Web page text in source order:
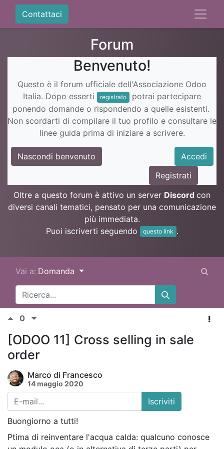
Contattaci
Forum
Benvenuto!
Questo è il forum ufficiale dell'Associazione Odoo
Italia. Dopo esserti
registrato
potrai partecipare
ponendo domande o rispondendo a quelle esistenti.
Non scordarti di compilare il tuo profilo e consultare le
linee guida prima di iniziare a scrivere.
Nascondi benvenuto
Accedi
Registrati
Oltre a questo forum è attivo un server Discord con
diversi canali tematici, pensato per una comunicazione
più immediata.
Puoi iscriverti seguendo
questo link .
Vai a: Domanda
0
[ODOO 11] Cross selling in sale
order
Marco di Francesco
14 maggio 2020
Iscriviti
Buongiorno a tutti!
Ptima di reinventare l'acqua calda: qualcuno conosce